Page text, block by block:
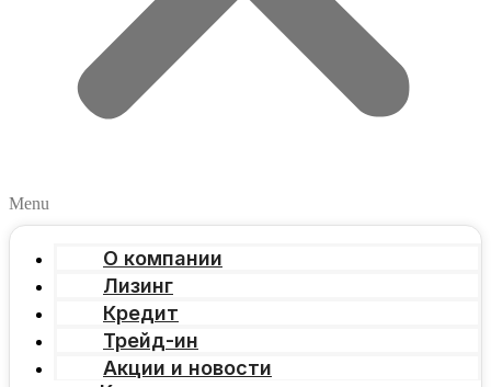
Menu
О компании
Лизинг
Кредит
Трейд-ин
Акции и новости